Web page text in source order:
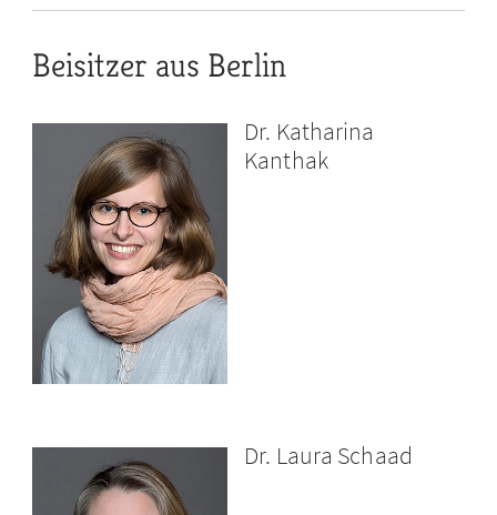
Beisitzer aus Berlin
Dr. Katharina
Kanthak
Dr. Laura Schaad